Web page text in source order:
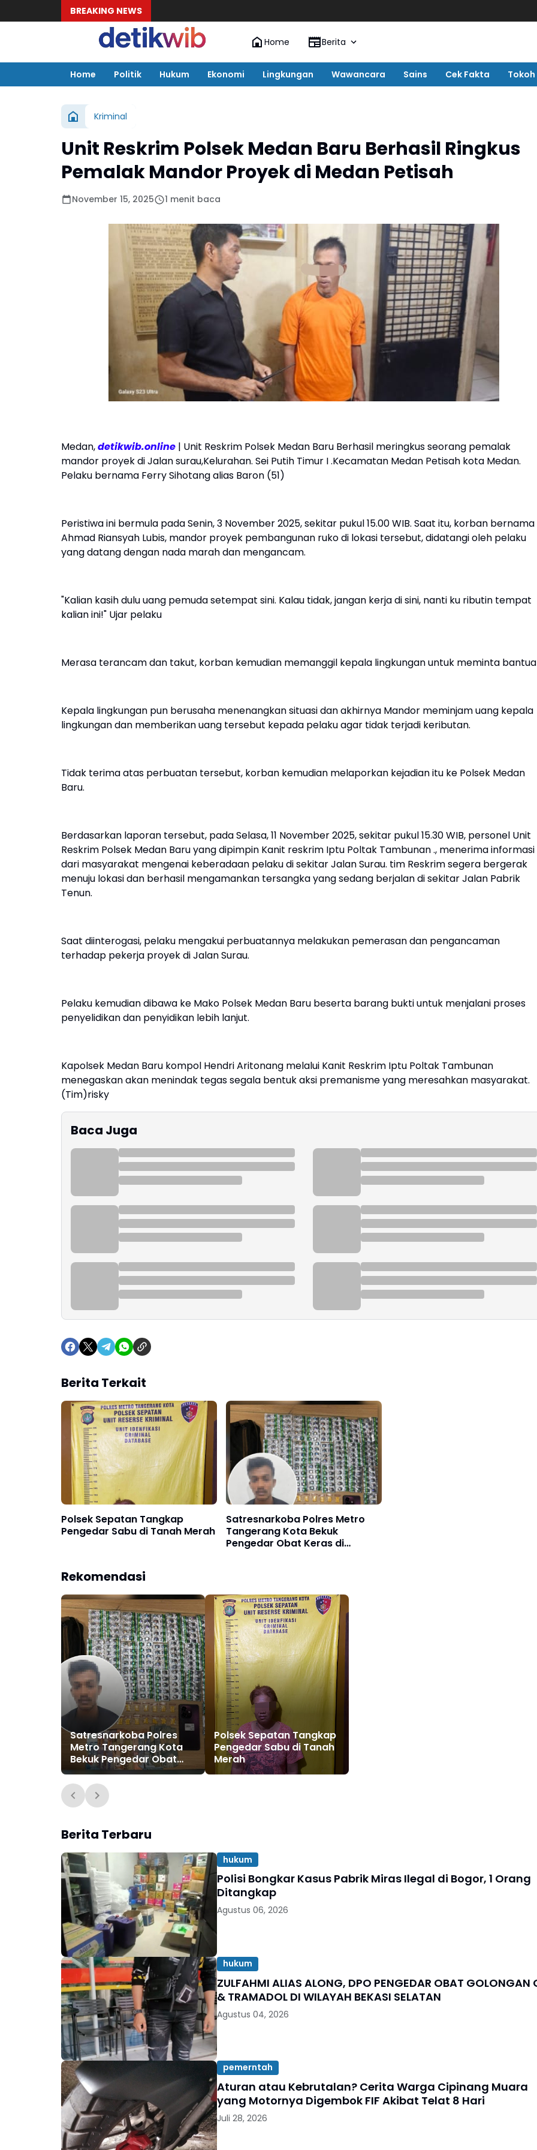
BREAKING NEWS
Home Berita
Home Politik Hukum Ekonomi Lingkungan Wawancara Sains Cek Fakta Tokoh
Kriminal
Unit Reskrim Polsek Medan Baru Berhasil Ringkus
Pemalak Mandor Proyek di Medan Petisah
November 15, 2025 1 menit baca
Medan,detikwib.online | Unit Reskrim Polsek Medan Baru Berhasil meringkus seorang pemalak
mandor proyek di Jalan surau,Kelurahan. Sei Putih Timur I .Kecamatan Medan Petisah kota Medan.
Pelaku bernama Ferry Sihotang alias Baron (51)
Peristiwa ini bermula pada Senin, 3 November 2025, sekitar pukul 15.00 WIB. Saat itu, korban bernama
Ahmad Riansyah Lubis, mandor proyek pembangunan ruko di lokasi tersebut, didatangi oleh pelaku
yang datang dengan nada marah dan mengancam.
"Kalian kasih dulu uang pemuda setempat sini. Kalau tidak, jangan kerja di sini, nanti ku ributin tempat
kalian ini!" Ujar pelaku
Merasa terancam dan takut, korban kemudian memanggil kepala lingkungan untuk meminta
Kepala lingkungan pun berusaha menenangkan situasi dan akhirnya Mandor meminjam uang kepala
lingkungan dan memberikan uang tersebut kepada pelaku agar tidak terjadi keributan.
Tidak terima atas perbuatan tersebut, korban kemudian melaporkan kejadian itu ke Polsek Medan
Baru.
Berdasarkan laporan tersebut, pada Selasa, 11 November 2025, sekitar pukul 15.30 WIB, personel Unit
Reskrim Polsek Medan Baru yang dipimpin Kanit reskrim Iptu Poltak Tambunan ., menerima informasi
dari masyarakat mengenai keberadaan pelaku di sekitar Jalan Surau. tim Reskrim segera bergerak
menuju lokasi dan berhasil mengamankan tersangka yang sedang berjalan di sekitar Jalan Pabrik
Tenun.
Saat diinterogasi, pelaku mengakui perbuatannya melakukan pemerasan dan pengancaman
terhadap pekerja proyek di Jalan Surau.
Pelaku kemudian dibawa ke Mako Polsek Medan Baru beserta barang bukti untuk menjalani proses
penyelidikan dan penyidikan lebih lanjut.
Kapolsek Medan Baru kompol Hendri Aritonang melalui Kanit Reskrim Iptu Poltak Tambunan
menegaskan akan menindak tegas segala bentuk aksi premanisme yang meresahkan masyarakat.
(Tim)risky
Baca Juga
Berita Terkait
Polsek Sepatan Tangkap
Pengedar Sabu di Tanah Merah
Satresnarkoba Polres Metro
Tangerang Kota Bekuk
Pengedar Obat Keras di
Rekomendasi
Satresnarkoba Polres
Metro Tangerang Kota
Bekuk Pengedar Obat
Keras di Teluknaga
Polsek Sepatan Tangkap
Pengedar Sabu di Tanah
Merah
Berita Terbaru
hukum
Polisi Bongkar Kasus Pabrik Miras Ilegal di Bogor, 1 Orang
Ditangkap
Agustus 06, 2026
hukum
ZULFAHMI ALIAS ALONG, DPO PENGEDAR OBAT GOLONGAN
& TRAMADOL DI WILAYAH BEKASI SELATAN
Agustus 04, 2026
pemerntah
Aturan atau Kebrutalan? Cerita Warga Cipinang Muara
yang Motornya Digembok FIF Akibat Telat 8 Hari
Juli 28, 2026